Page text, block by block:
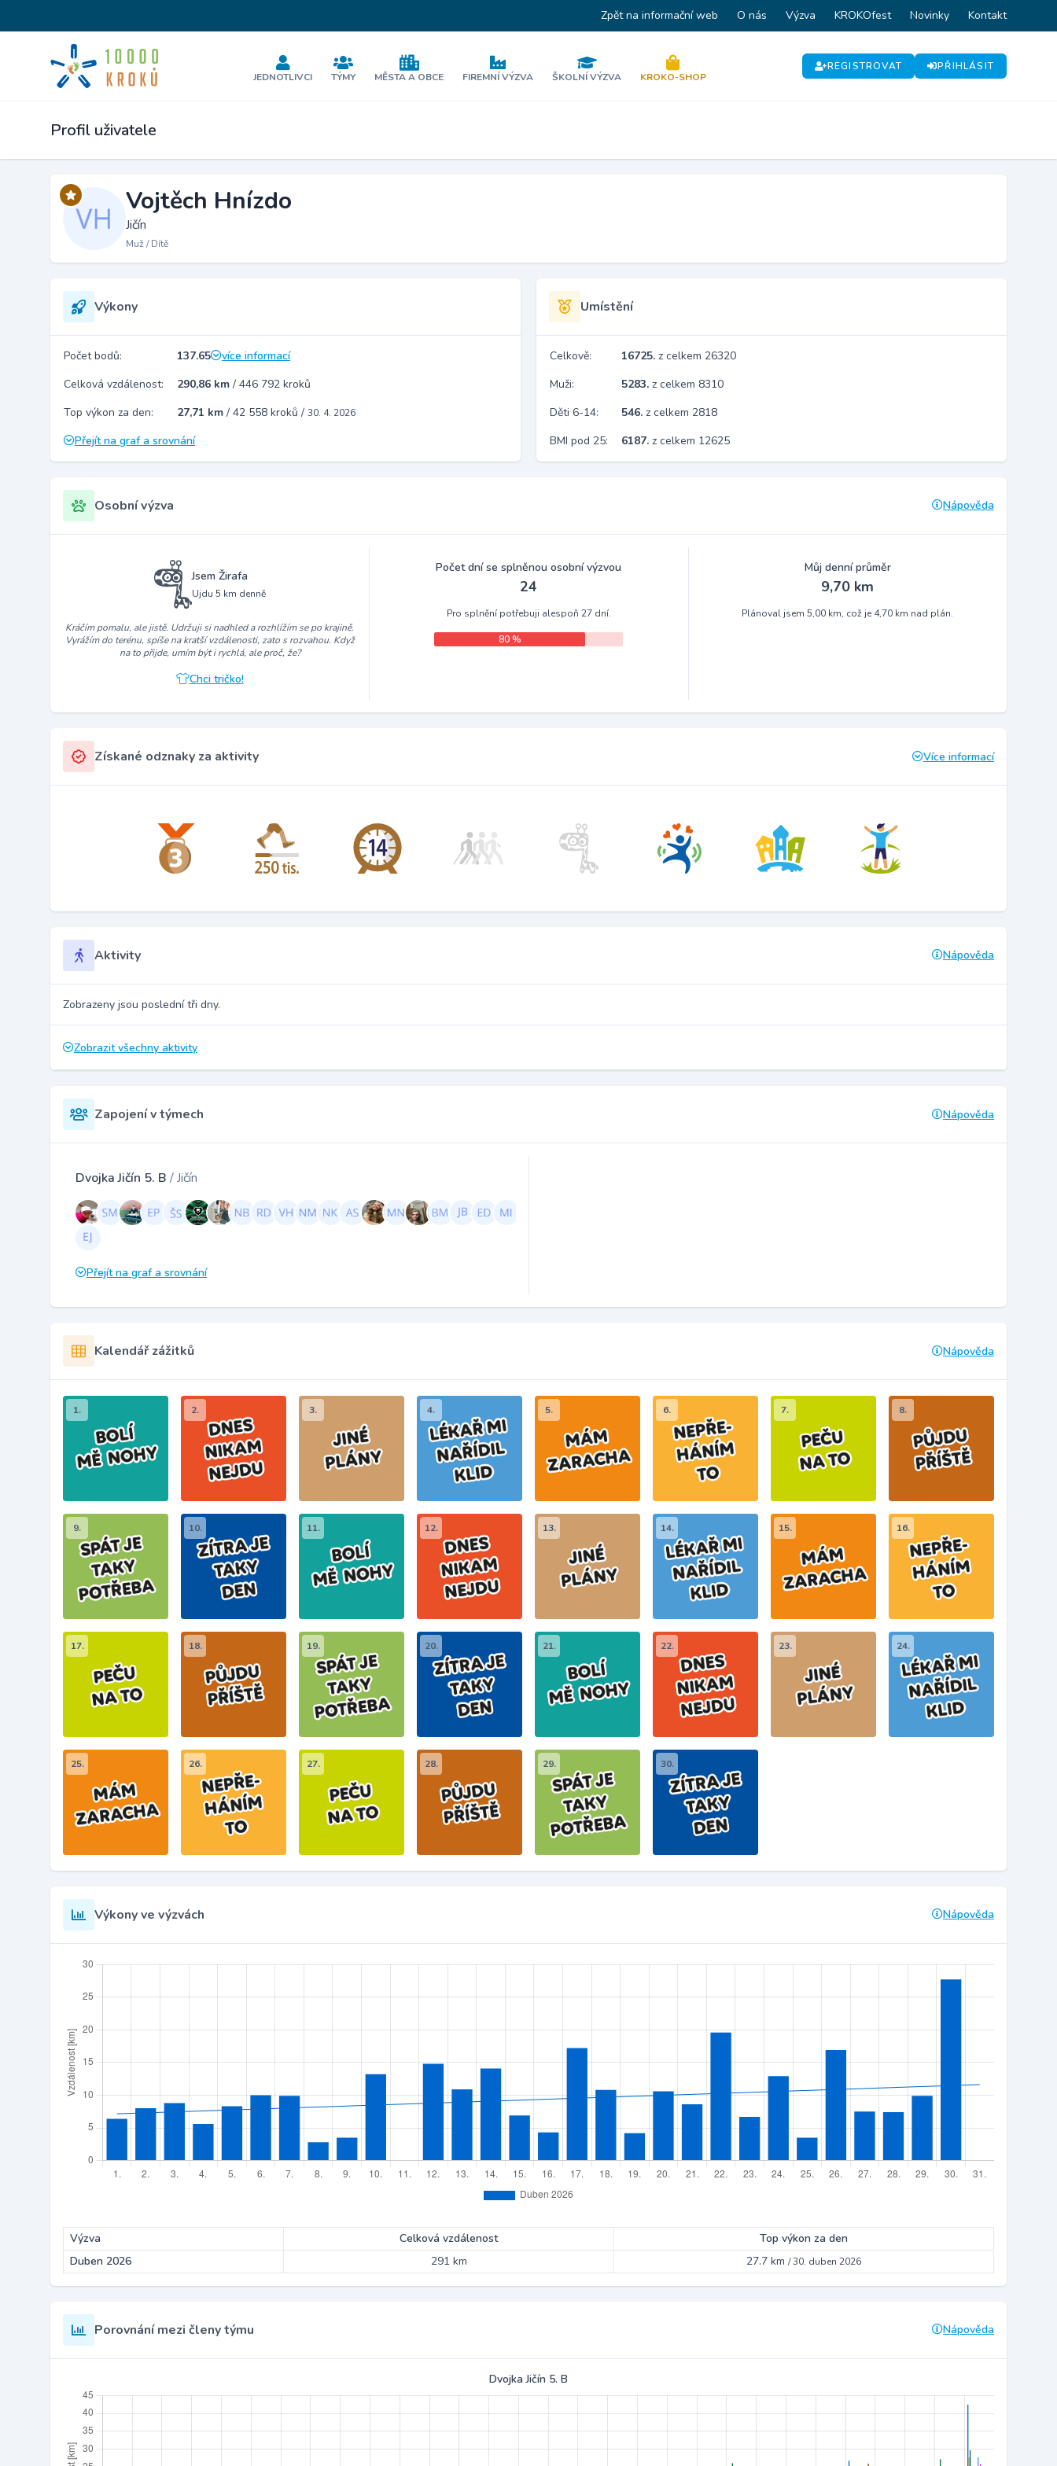
Zpět na informační web O nás Výzva KROKOfest Novinky Kontakt
JEDNOTLIVCI TÝMY MĚSTA A OBCE FIREMNÍ VÝZVA ŠKOLNÍ VÝZVA KROKO-SHOP
REGISTROVAT PŘIHLÁSIT
Profil uživatele
Vojtěch Hnízdo
Jičín
Muž / Dítě
Výkony
Počet bodů: 137.65
více informací
Celková vzdálenost:
290,86 km / 446 792 kroků
Top výkon za den:
27,71 km / 42 558 kroků / 30. 4. 2026
Přejít na graf a srovnání
Umístění
Celkově: 16725. z celkem 26320
Muži:
5283. z celkem 8310
Děti 6-14:
546. z celkem 2818
BMI pod 25:
6187. z celkem 12625
Osobní výzva Nápověda
Jsem Žirafa
Ujdu 5 km denně
Kráčím pomalu, ale jistě. Udržuji si nadhled a rozhlížím se po krajině.
Vyrážím do terénu, spíše na kratší vzdálenosti, zato s rozvahou. Když
na to přijde, umím být i rychlá, ale proč, že?
Chci tričko!
Počet dní se splněnou osobní výzvou
24
Pro splnění potřebuji alespoň 27 dní.
80 %
Můj denní průměr
9,70 km
Plánoval jsem 5,00 km, což je 4,70 km nad plán.
Získané odznaky za aktivity Více informací
Aktivity Nápověda
Zobrazeny jsou poslední tři dny.
Zobrazit všechny aktivity
Zapojení v týmech Nápověda
Dvojka Jičín 5. B / Jičín
Přejít na graf a srovnání
Kalendář zážitků Nápověda
1. 2. 3. 4. 5. 6. 7. 8.
9. 10. 11. 12. 13. 14. 15. 16.
17. 18. 19. 20. 21. 22. 23. 24.
25. 26. 27. 28. 29. 30.
Výkony ve výzvách Nápověda
Výzva Celková vzdálenost
Top výkon za den
Duben 2026
291 km 27.7 km /30. duben 2026
Porovnání mezi členy týmu Nápověda
Dvojka Jičín 5. B